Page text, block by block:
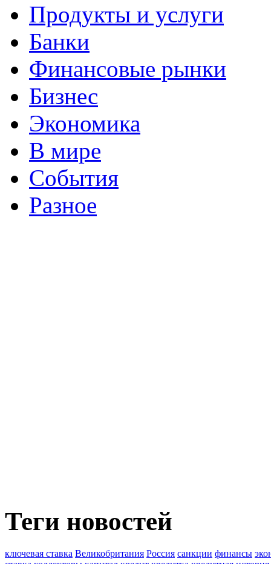
Продукты и услуги
Банки
Финансовые рынки
Бизнес
Экономика
В мире
События
Разное
Теги новостей
ключевая ставка Великобритания Россия санкции финансы